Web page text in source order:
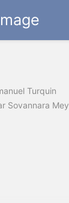
Turquin
Sovannara Mey